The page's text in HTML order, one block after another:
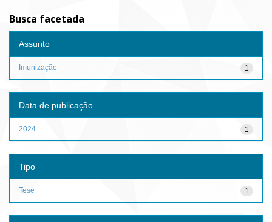
Busca facetada
Assunto
1
Imunização
Data de publicação
1
2024
Tipo
1
Tese